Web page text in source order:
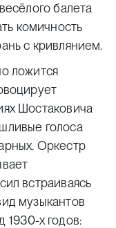
балета
комичность
с кривлянием.
ложится
Шостаковича
голоса
Оркестр
встраиваясь
музыкантов
1930-х годов: